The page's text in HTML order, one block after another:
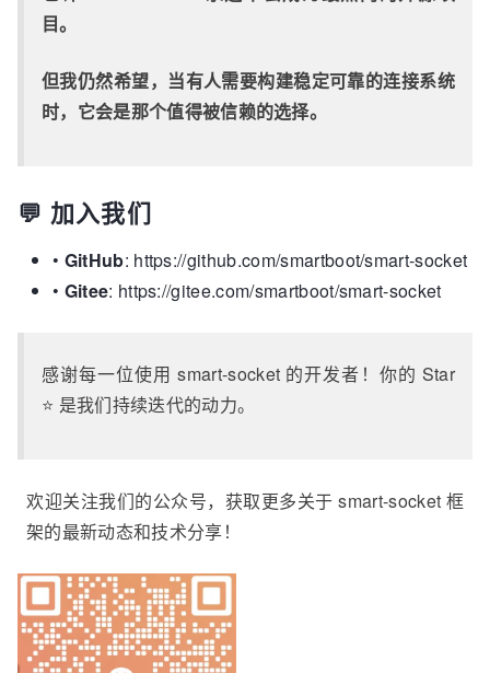
目。
但我仍然希望，当有人需要构建稳定可靠的连接系统
时，它会是那个值得被信赖的选择。
💬 加入我们
• GitHub: https://github.com/smartboot/smart-socket
• Gitee: https://gitee.com/smartboot/smart-socket
感谢每一位使用 smart-socket 的开发者！你的 Star
⭐ 是我们持续迭代的动力。
欢迎关注我们的公众号，获取更多关于 smart-socket 框
架的最新动态和技术分享！